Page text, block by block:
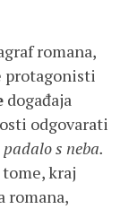
romana,
protagonisti
događaja
odgovarati
s neba.
tome, kraj
romana,